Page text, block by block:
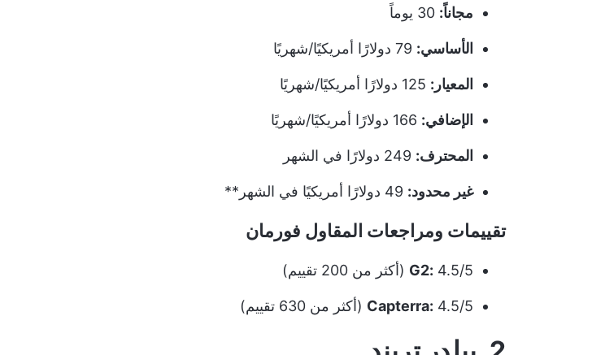
مجاناً:
الأساسي:
المعيار:
الإضافي:
المحترف:
غير محدود:
تقييمات ومراجعات المقاول فورمان
G2: 4.5/5 (أكثر من 200 تقييم)
Capterra: 4.5/5 (أكثر من 630 تقييم)